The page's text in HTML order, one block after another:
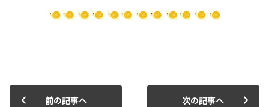
前の記事へ 次の記事へ